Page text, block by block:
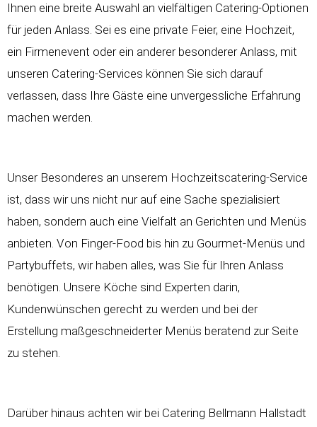
Ihnen eine breite Auswahl an vielfältigen Catering-Optionen
für jeden Anlass. Sei es eine private Feier, eine Hochzeit,
ein Firmenevent oder ein anderer besonderer Anlass, mit
unseren Catering-Services können Sie sich darauf
verlassen, dass Ihre Gäste eine unvergessliche Erfahrung
machen werden.
Unser Besonderes an unserem Hochzeitscatering-Service
ist, dass wir uns nicht nur auf eine Sache spezialisiert
haben, sondern auch eine Vielfalt an Gerichten und Menüs
anbieten. Von Finger-Food bis hin zu Gourmet-Menüs und
Partybuffets, wir haben alles, was Sie für Ihren Anlass
benötigen. Unsere Köche sind Experten darin,
Kundenwünschen gerecht zu werden und bei der
Erstellung maßgeschneiderter Menüs beratend zur Seite
zu stehen.
Darüber hinaus achten wir bei Catering Bellmann Hallstadt